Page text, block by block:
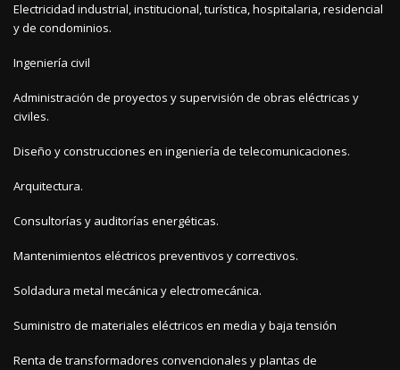
Electricidad industrial, institucional, turística, hospitalaria, residencial
y de condominios.
Ingeniería civil
Administración de proyectos y supervisión de obras eléctricas y
civiles.
Diseño y construcciones en ingeniería de telecomunicaciones.
Arquitectura.
Consultorías y auditorías energéticas.
Mantenimientos eléctricos preventivos y correctivos.
Soldadura metal mecánica y electromecánica.
Suministro de materiales eléctricos en media y baja tensión
Renta de transformadores convencionales y plantas de